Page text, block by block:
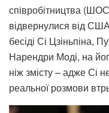
співробітництва
відвернулися від
бесіді Сі Цзіньпіна,
Нарендри Моді, на
ніж змісту – адже Сі
реальної розмови